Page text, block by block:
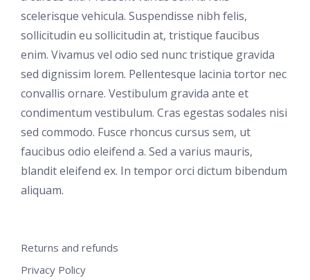
scelerisque vehicula. Suspendisse nibh felis,
sollicitudin eu sollicitudin at, tristique faucibus
enim. Vivamus vel odio sed nunc tristique gravida
sed dignissim lorem. Pellentesque lacinia tortor nec
convallis ornare. Vestibulum gravida ante et
condimentum vestibulum. Cras egestas sodales nisi
sed commodo. Fusce rhoncus cursus sem, ut
faucibus odio eleifend a. Sed a varius mauris,
blandit eleifend ex. In tempor orci dictum bibendum
aliquam.
Returns and refunds
Privacy Policy